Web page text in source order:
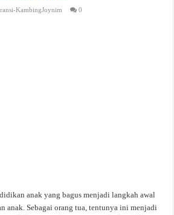
KambingJoynim 0
anak yang bagus menjadi langkah awal
anak. Sebagai orang tua, tentunya ini menjadi